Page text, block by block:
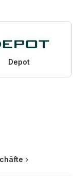
Depot